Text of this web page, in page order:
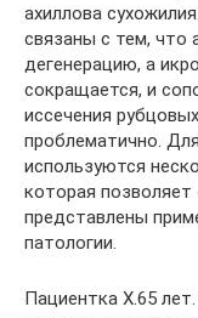
ахиллова
связаны с тем, что
дегенерацию, а
сокращается, и
иссечения
проблематично.
используются
которая позволяет
представлены
патологии.
Пациентка Х.65